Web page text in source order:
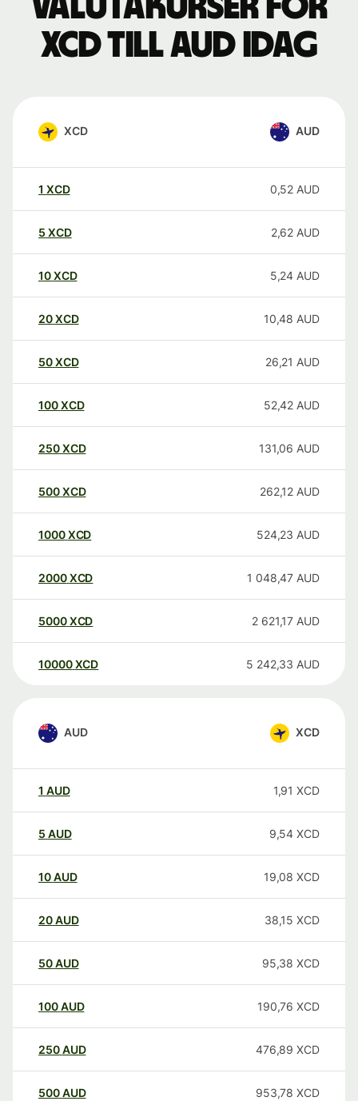
XCD till AUD idag
XCD AUD
1 XCD 0,52 AUD
5 XCD 2,62 AUD
10XCD 5,24 AUD
20XCD 10,48 AUD
50XCD 26,21 AUD
100XCD 52,42 AUD
250XCD 131,06 AUD
500XCD 262,12 AUD
1000XCD 524,23 AUD
2000XCD 1 048,47 AUD
5000XCD 2 621,17 AUD
10000 XCD 5 242,33 AUD
AUD XCD
1 AUD 1,91 XCD
5 AUD 9,54 XCD
10AUD 19,08 XCD
20AUD 38,15 XCD
50AUD 95,38 XCD
100AUD 190,76 XCD
250AUD 476,89 XCD
500AUD 953,78 XCD